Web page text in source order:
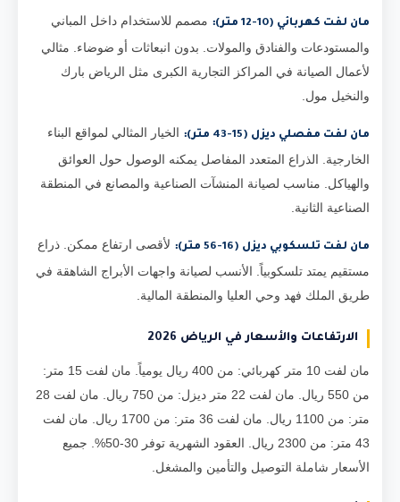
مان لفت كهربائي (10-12 متر):
مصمم للاستخدام داخل المباني
والمستودعات والفنادق والمولات. بدون انبعاثات أو ضوضاء. مثالي
لأعمال الصيانة في المراكز التجارية الكبرى مثل الرياض بارك
والنخيل مول.
مان لفت مفصلي ديزل (15-43 متر):
الخيار المثالي لمواقع البناء
الخارجية. الذراع المتعدد المفاصل يمكنه الوصول حول العوائق
والهياكل. مناسب لصيانة المنشآت الصناعية والمصانع في المنطقة
الصناعية الثانية.
مان لفت تلسكوبي ديزل (16-56 متر):
لأقصى ارتفاع ممكن. ذراع
مستقيم يمتد تلسكوبياً. الأنسب لصيانة واجهات الأبراج الشاهقة في
طريق الملك فهد وحي العليا والمنطقة المالية.
الارتفاعات والأسعار في الرياض 2026
مان لفت 10 متر كهربائي: من 400 ريال يومياً. مان لفت 15 متر:
من 550 ريال. مان لفت 22 متر ديزل: من 750 ريال. مان لفت 28
متر: من 1100 ريال. مان لفت 36 متر: من 1700 ريال. مان لفت
43 متر: من 2300 ريال. العقود الشهرية توفر 30-50%. جميع
الأسعار شاملة التوصيل والتأمين والمشغل.